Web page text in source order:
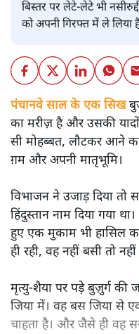
बिस्तर पर लेटे-लेटे भी
को अपनी गिरफ्त में ले लिया
पंचानवे साल के एक सिख
का मरीज़ है और उसकी
सी मोहब्बत, लौटकर आने
ग़म और अपनी मातृभूमि।
विभाजन ने उजाड़ दिया
हिंदुस्तान नाम दिया गया
हुए एक मुकाम भी हासिल
ही रही, वह नहीं बसी तो नहीं
मृत्यु-शैया पर पड़े बुज़ुर्ग की
जिया में। वह बस जिया से
चाहता है। और जैसे ही वह